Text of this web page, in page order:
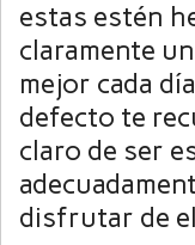
estas estén
claramente
mejor cada
defecto te
claro de ser
disfrutar de